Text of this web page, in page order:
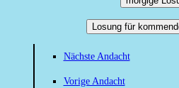
Losung für
Nächste Andacht
Vorige Andacht